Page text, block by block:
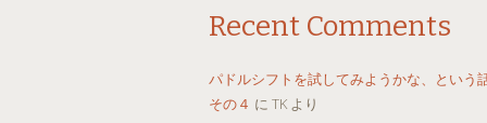
Recent Comments
パドルシフトを試してみようかな、という
その４ に TK より